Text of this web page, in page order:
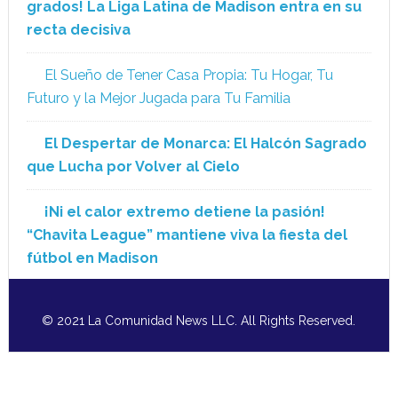
grados! La Liga Latina de Madison entra en su
recta decisiva
El Sueño de Tener Casa Propia: Tu Hogar, Tu
Futuro y la Mejor Jugada para Tu Familia
El Despertar de Monarca: El Halcón Sagrado
que Lucha por Volver al Cielo
¡Ni el calor extremo detiene la pasión!
“Chavita League” mantiene viva la fiesta del
fútbol en Madison
© 2021 La Comunidad News LLC. All Rights Reserved.